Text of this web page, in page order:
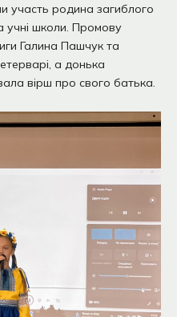
участь родина загиблого
учні школи. Промову
Галина Пашчук та
а донька
вірш про свого батька.